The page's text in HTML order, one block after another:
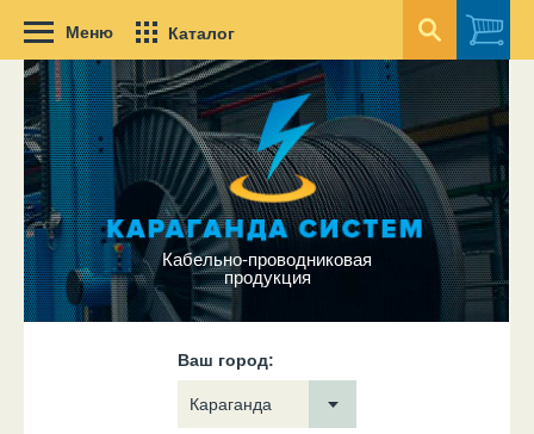
Меню Каталог
Кабельно-проводниковая
продукция
Ваш город:
Караганда